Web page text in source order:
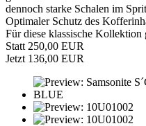
dennoch starke Schalen im
Optimaler Schutz des
Für diese klassische
Statt 250,00 EUR
Jetzt 136,00 EUR